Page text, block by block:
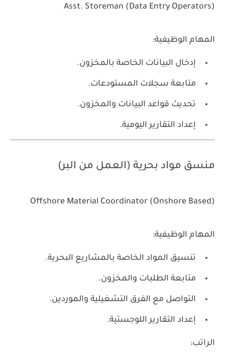
Asst. Storeman (Data Entry Operators)
المهام الوظيفية:
إدخال البيانات الخاصة بالمخزون.
متابعة سجلات المستودعات.
تحديث قواعد البيانات والمخزون.
إعداد التقارير اليومية.
منسق مواد بحرية (العمل من البر)
Offshore Material Coordinator (Onshore Based)
المهام الوظيفية:
تنسيق المواد الخاصة بالمشاريع البحرية.
متابعة الطلبات والمخزون.
التواصل مع الفرق التشغيلية والموردين.
إعداد التقارير اللوجستية.
الراتب: